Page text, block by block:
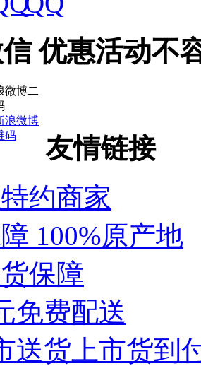
优惠活动不
微博二
友情链接
约商家
100%原产地
保障
免费配送
送货上市货到